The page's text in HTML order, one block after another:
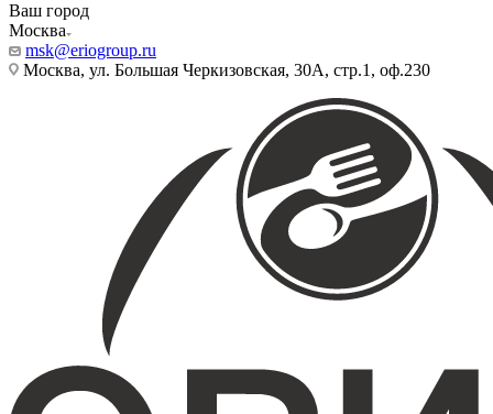
Ваш город
Москва
msk@eriogroup.ru
Москва, ул. Большая Черкизовская, 30А, стр.1, оф.230